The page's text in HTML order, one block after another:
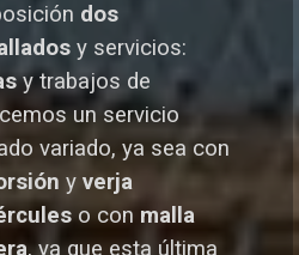
dos
y servicios:
y trabajos de
un servicio
variado, ya sea con
y verja
o con malla
, ya que esta última